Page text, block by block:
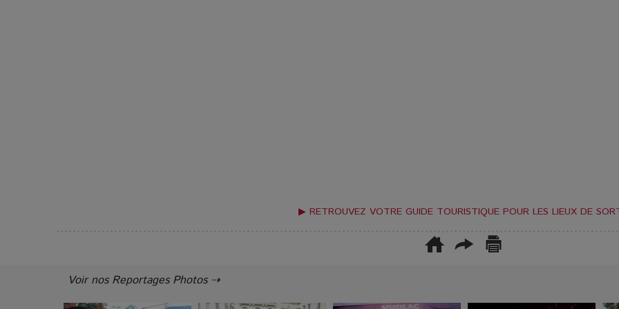
▶ RETROUVEZ VOTRE GUIDE TOURISTIQUE POUR LES LIEUX DE
Voir nos Reportages Photos ⇢